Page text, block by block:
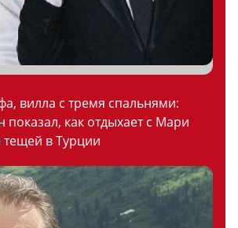
вилла с тремя спальнями:
как отдыхает с Мари
в Турции